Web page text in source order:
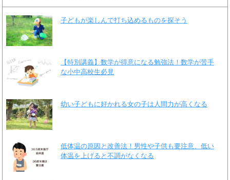
子どもが楽しんで打ち込めるものを探そう
【特別講義】数学が得意になる勉強法！数学が苦手
な小中高校生必見
幼い子どもに好かれる女の子は人間力が高くなる
低体温の原因と改善法！男性や子供も要注意、低い
体温を上げると不調がなくなる